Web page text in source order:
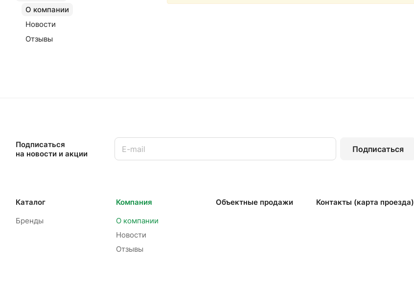
О компании
Новости
Отзывы
Подписаться
на новости и акции
Подписаться
Каталог
Бренды
Компания
О компании
Новости
Отзывы
Объектные продажи Контакты (карта проезда)